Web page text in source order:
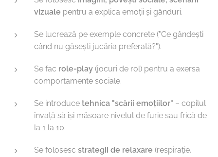
vizuale pentru a explica emoții și gânduri.
Se lucrează pe exemple concrete ("Ce gândești
când nu găsești jucăria preferată?").
Se fac role-play (jocuri de rol) pentru a exersa
comportamente sociale.
Se introduce tehnica "scării emoțiilor" – copilul
învață să își măsoare nivelul de furie sau frică de
la 1 la 10.
Se folosesc strategii de relaxare (respirație,